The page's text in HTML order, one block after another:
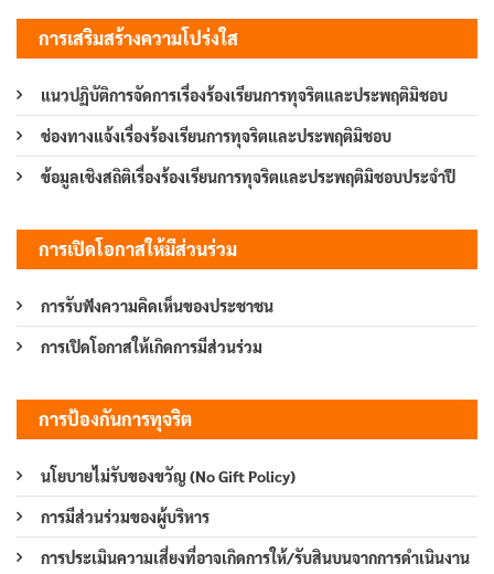
การเสริมสร้างความโปร่งใส
แนวปฏิบัติการจัดการเรื่องร้องเรียนการทุจริตและประพฤติมิชอบ
ช่องทางแจ้งเรื่องร้องเรียนการทุจริตและประพฤติมิชอบ
ข้อมูลเชิงสถิติเรื่องร้องเรียนการทุจริตและประพฤติมิชอบประจำปี
การเปิดโอกาสให้มีส่วนร่วม
การรับฟังความคิดเห็นของประชาชน
การเปิดโอกาสให้เกิดการมีส่วนร่วม
การป้องกันการทุจริต
นโยบายไม่รับของขวัญ (No Gift Policy)
การมีส่วนร่วมของผู้บริหาร
การประเมินความเสี่ยงที่อาจเกิดการให้/รับสินบนจากการดำเนินงาน